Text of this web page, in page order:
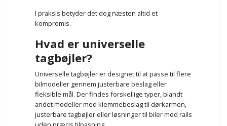
I praksis betyder det dog næsten altid et
kompromis.
Hvad er universelle
tagbøjler?
Universelle tagbøjler er designet til at passe til flere
bilmodeller gennem justerbare beslag eller
fleksible mål. Der findes forskellige typer, blandt
andet modeller med klemmebeslag til dørkarmen,
justerbare tagbøjler eller løsninger til biler med rails